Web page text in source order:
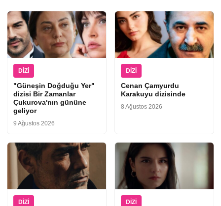
DIZI
"Güneşin Doğduğu Yer"
dizisi Bir Zamanlar
Çukurova'nın gününe
geliyor
9 Ağustos 2026
DIZI
Cenan Çamyurdu
Karakuyu dizisinde
8 Ağustos 2026
DIZI DIZI